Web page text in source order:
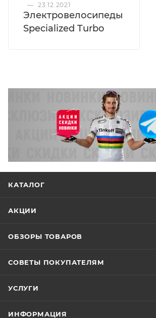
— 23.12.2021
Электровелосипеды
Specialized Turbo
КАТАЛОГ
АКЦИИ
ОБЗОРЫ ТОВАРОВ
СОВЕТЫ ПОКУПАТЕЛЯМ
УСЛУГИ
ИНФОРМАЦИЯ